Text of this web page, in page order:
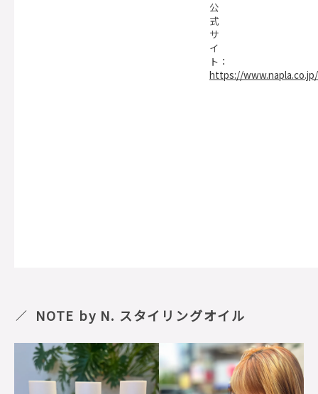
公
式
サ
イ
ト：
https://
NOTE by N. スタイリングオイル